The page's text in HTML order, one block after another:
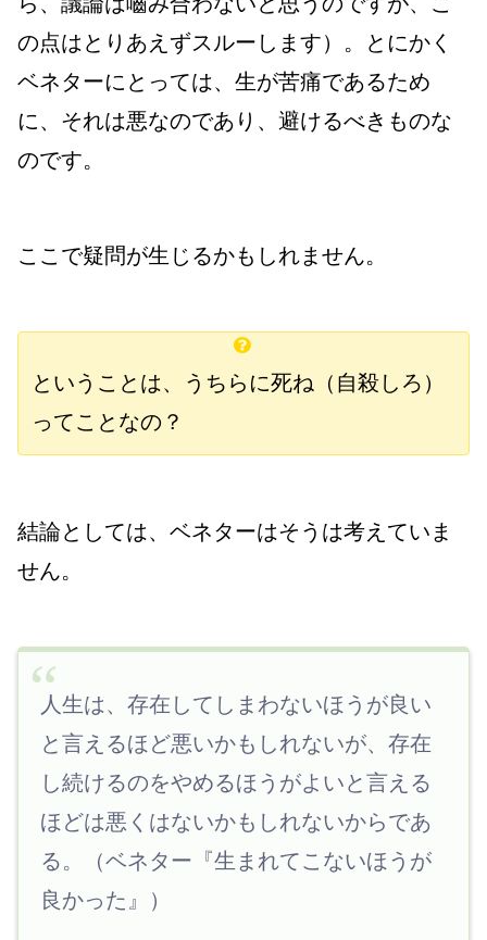
の点はとりあえずスルーします）。とにかく
ベネターにとっては、生が苦痛であるため
に、それは悪なのであり、避けるべきものな
のです。
ここで疑問が生じるかもしれません。
ということは、うちらに死ね（自殺しろ）
ってことなの？
結論としては、 ベネターはそうは考えていま
せん。
人生は、存在してしまわないほうが良い
と言えるほど悪いかもしれないが、存在
し続けるのをやめるほうがよいと言える
ほどは悪くはないかもしれないからであ
る。（ベネター『生まれてこないほうが
良かった』）